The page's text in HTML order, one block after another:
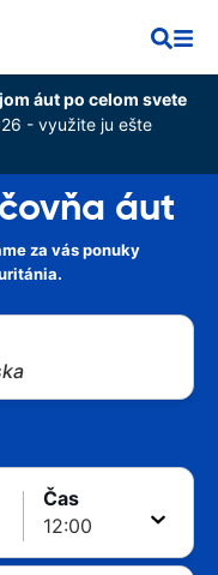
áut po celom svete
- využite ju ešte
áut
za vás ponuky
Čas